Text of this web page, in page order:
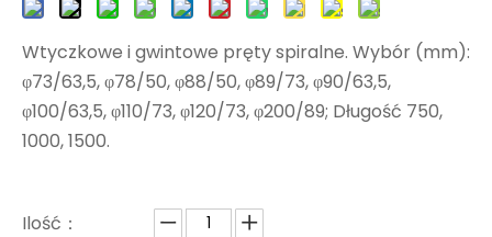
Wtyczkowe i gwintowe pręty spiralne. Wybór (mm):
φ73/63,5, φ78/50, φ88/50, φ89/73, φ90/63,5,
φ100/63,5, φ110/73, φ120/73, φ200/89; Długość 750,
1000, 1500.
Ilość：